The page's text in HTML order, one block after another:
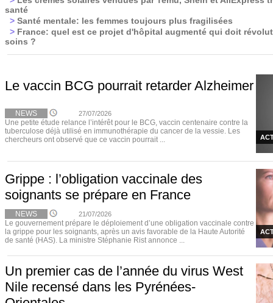
santé
> Santé mentale: les femmes toujours plus fragilisées
> France: quel est ce projet d'hôpital augmenté qui doit
soins ?
Le vaccin BCG pourrait retarder Alzheimer
NEWS 27/07/2026
Une petite étude relance l’intérêt pour le BCG, vaccin centenaire contre la
tuberculose déjà utilisé en immunothérapie du cancer de la vessie. Les
chercheurs ont observé que ce vaccin pourrait ...
Grippe : l’obligation vaccinale des
soignants se prépare en France
NEWS 21/07/2026
Le gouvernement prépare le déploiement d’une obligation vaccinale contre
la grippe pour les soignants, après un avis favorable de la Haute Autorité
de santé (HAS). La ministre Stéphanie Rist annonce ...
Un premier cas de l’année du virus West
Nile recensé dans les Pyrénées-